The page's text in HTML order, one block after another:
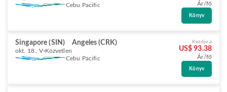
Cebu Pacific
Ár/fő
Könyv
Singapore (SIN) Angeles (CRK)
okt. 18., V Közvetlen
Cebu Pacific
Kezdje a
US$ 93.38
Ár/fő
Könyv